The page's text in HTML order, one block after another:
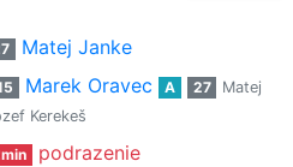
Matej Janke
Marek Oravec A 27
Matej
Kerekeš
podrazenie